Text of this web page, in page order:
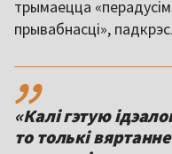
трымаецца
прывабнасці»,
,,
«Калі гэтую
то толькі